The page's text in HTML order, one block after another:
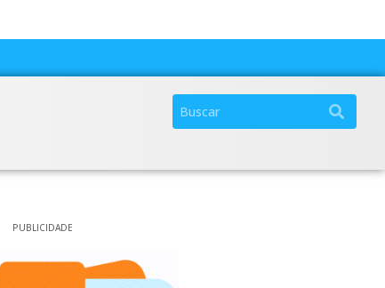
PUBLICIDADE